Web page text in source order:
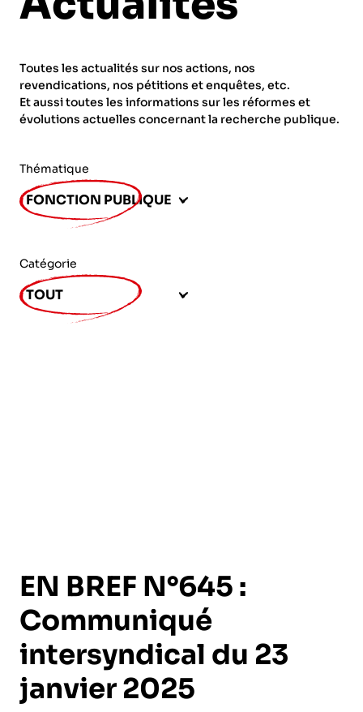
Fonction publique
Actions spécifiques
ORGANISMES
CNRS – Centre national de la recherche
scientifique
INRIA - Institut national de recherche en
INSERM – Institut national de la santé et de la
recherche médicale
développement
INED – Institut national d’études
démographiques
AGENDA
PUBLICATIONS
ADHÉRER
Toutes les actualités sur nos actions, nos
revendications, nos pétitions et enquêtes, etc.
Et aussi toutes les informations sur les réformes et
évolutions actuelles concernant la recherche publique.
Thématique
FONCTION PUBLIQUE
Catégorie
TOUT
EN BREF N°645 :
Communiqué
intersyndical du 23
janvier 2025